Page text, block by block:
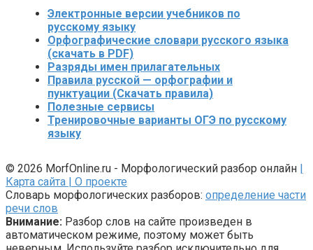
Электронные версии учебников по
русскому языку
Орфографические словари русского языка
(скачать в PDF)
Разряды имен прилагательных
Правила русской — орфографии и
пунктуации (Скачать правила)
Полезные сервисы
Тренировочные варианты ОГЭ по русскому
языку
© 2026 MorfOnline.ru - Морфологический разбор онлайн |
Карта сайта | О проекте
Словарь морфологических разборов: определение части
речи слов
Внимание: Разбор слов на сайте произведен в
автоматическом режиме, поэтому может быть